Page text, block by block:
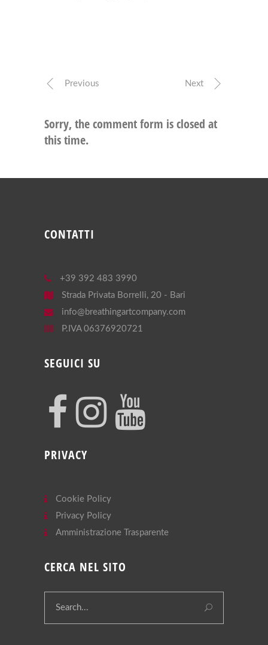
Previous Next
Sorry, the comment form is closed at
this time.
CONTATTI
+39 392 483 3990
Strada Privata Borrelli, 20 - Bari
info@breathingartcompany.com
P.IVA 06376920721
SEGUICI SU
PRIVACY
Cookie Policy
Privacy Policy
Amministrazione Trasparente
CERCA NEL SITO